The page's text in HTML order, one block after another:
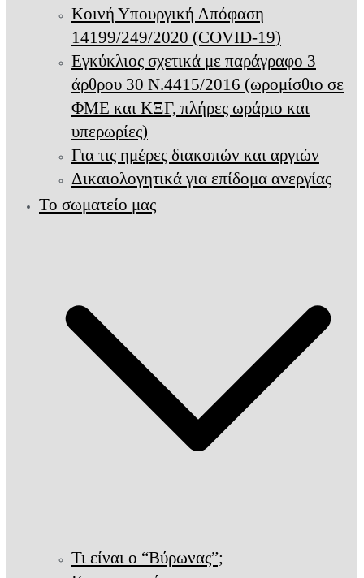
Κοινή Υπουργική Απόφαση
14199/249/2020 (COVID-19)
Εγκύκλιος σχετικά με παράγραφο 3
άρθρου 30 Ν.4415/2016 (ωρομίσθιο σε
ΦΜΕ και ΚΞΓ, πλήρες ωράριο και
υπερωρίες)
Για τις ημέρες διακοπών και αργιών
Δικαιολογητικά για επίδομα ανεργίας
Το σωματείο μας
Τι είναι ο “Βύρωνας”;